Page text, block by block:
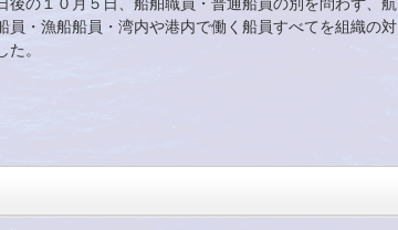
・漁船船員・湾内や港内で働く船員すべてを組織の対
。